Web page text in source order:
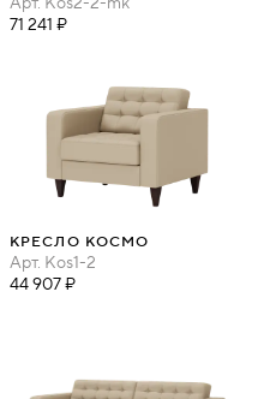
71 241 ₽
КРЕСЛО КОСМО
Арт. Kos1-2
44 907 ₽